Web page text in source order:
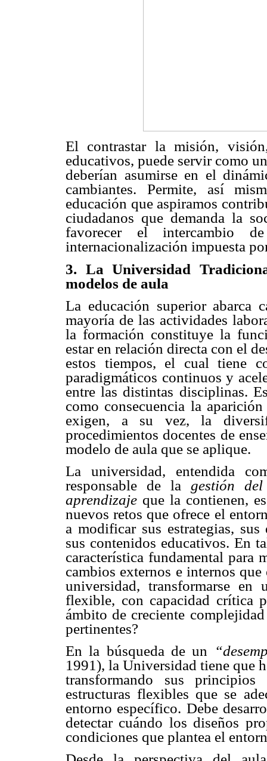
El contrastar la misión,
educativos, puede servir como
deberían asumirse en el
cambiantes. Permite, así
educación que aspiramos
ciudadanos que demanda la
favorecer el intercambio
internacionalización impuesta
3. La Universidad
modelos de aula
La educación superior abarca
mayoría de las actividades
la formación constituye la
estar en relación directa con el
estos tiempos, el cual tiene
paradigmáticos continuos y
entre las distintas disciplinas.
como consecuencia la
exigen, a su vez, la
procedimientos docentes de
modelo de aula que se aplique.
La universidad, entendida
responsable de lagestión
aprendizaje que la contienen,
nuevos retos que ofrece el
a modificar sus estrategias,
sus contenidos educativos. En
característica fundamental para
cambios externos e internos
universidad, transformarse en
flexible, con capacidad crítica
ámbito de creciente
pertinentes?
En la búsqueda de un
1991), la Universidad tiene que
transformando sus
estructuras flexibles que se
entorno específico. Debe
detectar cuándo los diseños
condiciones que plantea el